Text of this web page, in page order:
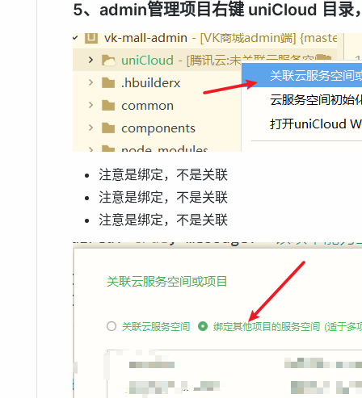
5、admin管理项目右键 uniCloud 目录
注意是绑定，不是关联
注意是绑定，不是关联
注意是绑定，不是关联